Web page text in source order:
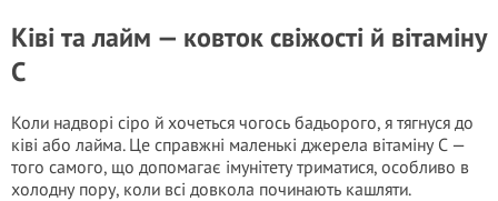
Ківі та лайм — ковток свіжості й вітаміну
С
Коли надворі сіро й хочеться чогось бадьорого, я тягнуся до
ківі або лайма. Це справжні маленькі джерела вітаміну С —
того самого, що допомагає імунітету триматися, особливо в
холодну пору, коли всі довкола починають кашляти.